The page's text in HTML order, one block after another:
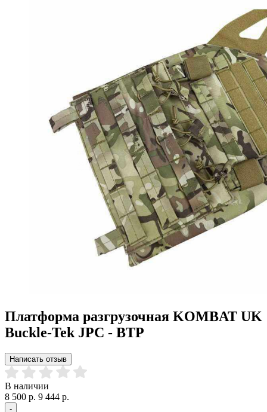
Платформа разгрузочная KOMBAT UK
Buckle-Tek JPC - BTP
Написать отзыв
В наличии
8 500 р. 9 444 р.
-